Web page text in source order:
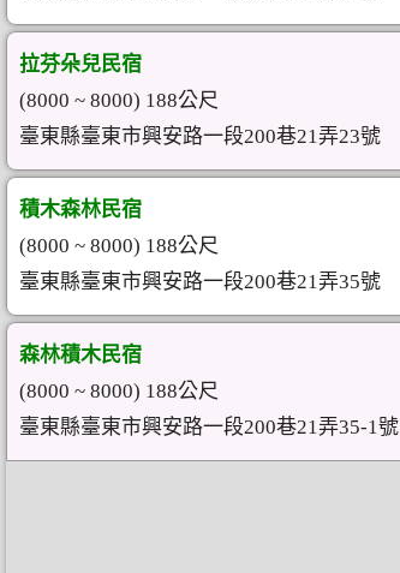
拉芬朵兒民宿
(8000 ~ 8000) 188公尺
臺東縣臺東市興安路一段200巷21弄23號
積木森林民宿
(8000 ~ 8000) 188公尺
臺東縣臺東市興安路一段200巷21弄35號
森林積木民宿
(8000 ~ 8000) 188公尺
臺東縣臺東市興安路一段200巷21弄35-1號